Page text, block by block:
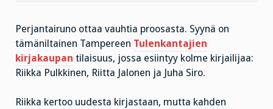
Perjantairuno ottaa vauhtia proosasta. Syynä on
tämäniltainen Tampereen Tulenkantajien
kirjakaupan tilaisuus, jossa esiintyy kolme kirjailijaa:
Riikka Pulkkinen, Riitta Jalonen ja Juha Siro.
Riikka kertoo uudesta kirjastaan, mutta kahden